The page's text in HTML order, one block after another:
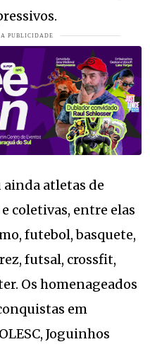
atletas de
coletivas, entre elas
futebol, basquete,
futsal, crossfit,
Os homenageados
em
Joguinhos